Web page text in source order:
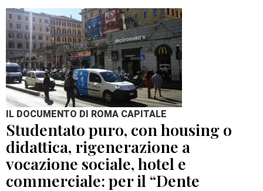
IL DOCUMENTO DI ROMA CAPITALE
Studentato puro, con housing o
didattica, rigenerazione a
vocazione sociale, hotel e
commerciale: per il “Dente